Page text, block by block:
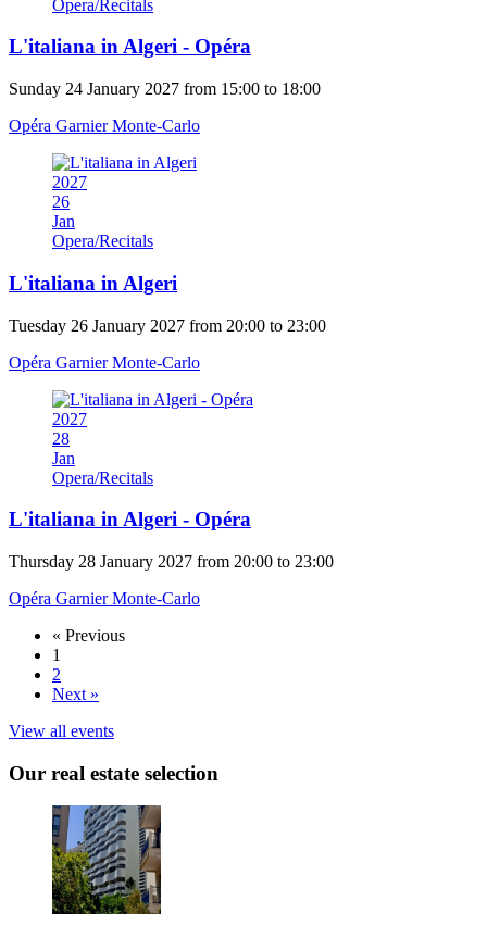
Opera/Recitals
L'italiana in Algeri - Opéra
Sunday 24 January 2027 from 15:00 to 18:00
Opéra Garnier Monte-Carlo
2027
26
Jan
Opera/Recitals
L'italiana in Algeri
Tuesday 26 January 2027 from 20:00 to 23:00
Opéra Garnier Monte-Carlo
2027
28
Jan
Opera/Recitals
L'italiana in Algeri - Opéra
Thursday 28 January 2027 from 20:00 to 23:00
Opéra Garnier Monte-Carlo
« Previous
1
2
Next »
View all events
Our real estate selection